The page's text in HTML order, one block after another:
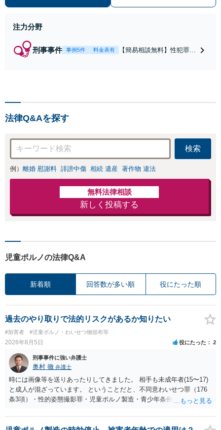
注力分野
刑事事件 事例5件 料金表有
【簡易相談無料】性犯罪
法律Q&Aを探す
検索
例） 離婚 慰謝料 誹謗中傷 相続 遺産 著作物 違法
無料法律相談
新しく投稿する
児童ポルノの法律Q&A
新着順 回答数が多い順 役にたった順
過去のやり取りで法的リスクがあるか知りたい
#加害者 #児童ポルノ・わいせつ物頒布等
2026年8月5日 役にたった 2
刑事事件に強い弁護士
奥村 徹 弁護士
時には画像等を送りあったりしてきました。 相手も未成年者(15〜17)
と成人が混ざっています。 ということだと、不同意わいせつ罪（176
条3項）・性的姿態撮影罪・児童ポルノ製造・青少年条例違反（わいせ
で、警察にバレれば、それなりの捜査を受けるでしょう。